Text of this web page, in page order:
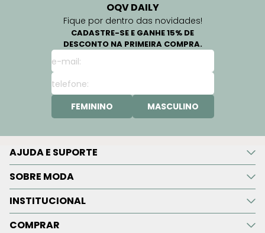
OQV DAILY
Fique por dentro das novidades!
CADASTRE-SE E GANHE 15% DE
DESCONTO NA PRIMEIRA COMPRA.
FEMININO MASCULINO
AJUDA E SUPORTE
SOBRE MODA
INSTITUCIONAL
COMPRAR